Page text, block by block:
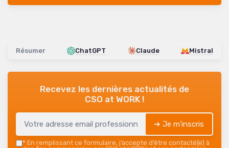
Résumer ChatGPT Claude Mistral
Recevez les dernières actualités de
CSO at WORK !
➔ Je m'inscris
* En remplissant ce formulaire, j’accepte d’être contacté(e) à